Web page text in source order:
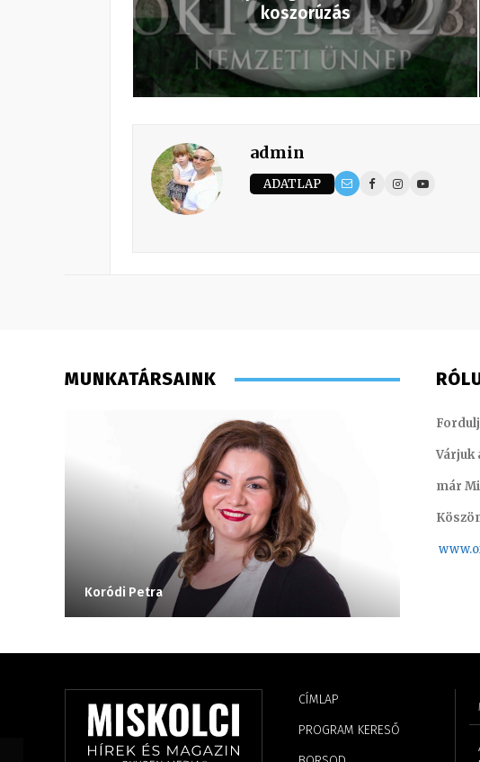
koszorúzás
admin
ADATLAP
MUNKATÁRSAINK
Koródi Petra
Várjuk
már
CÍMLAP
PROGRAM KERESŐ